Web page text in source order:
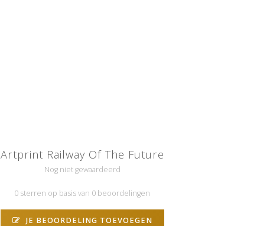
Artprint Railway Of The Future
Nog niet gewaardeerd
0 sterren op basis van 0 beoordelingen
JE BEOORDELING TOEVOEGEN